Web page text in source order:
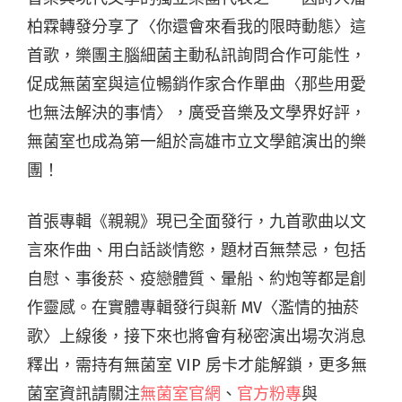
柏霖轉發分享了〈你還會來看我的限時動態〉這
首歌，樂團主腦細菌主動私訊詢問合作可能性，
促成無菌室與這位暢銷作家合作單曲〈那些用愛
也無法解決的事情〉，廣受音樂及文學界好評，
無菌室也成為第一組於高雄市立文學館演出的樂
團！
首張專輯《親親》現已全面發行，九首歌曲以文
言來作曲、用白話談情慾，題材百無禁忌，包括
自慰、事後菸、疫戀體質、暈船、約炮等都是創
作靈感。在實體專輯發行與新 MV〈濫情的抽菸
歌〉上線後，接下來也將會有秘密演出場次消息
釋出，需持有無菌室 VIP 房卡才能解鎖，更多無
菌室資訊請關注無菌室官網 、 官方粉專與